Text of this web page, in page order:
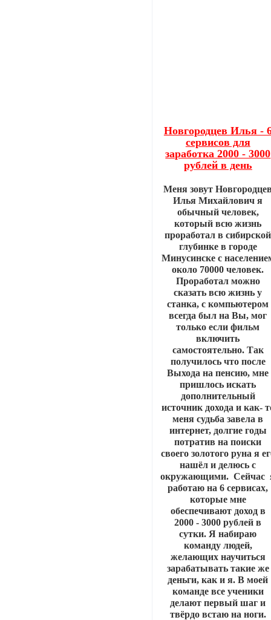
Новгородцев Илья -
сервисов для
заработка 2000 - 3000
рублей в день
Меня зовут
Илья Михайлович я
обычный человек,
который всю жизнь
проработал в сибирской
глубинке в городе
Минусинске с
около 70000 человек.
Проработал можно
сказать всю жизнь у
станка, с компьютером
всегда был на Вы, мог
только если фильм
включить
самостоятельно. Так
получилось что после
Выхода на пенсию, мне
пришлось искать
дополнительный
источник дохода и как-
меня судьба завела в
интернет, долгие годы
потратив на поиски
своего золотого руна я
нашёл и делюсь с
окружающими. Сейчас
работаю на 6 сервисах,
которые мне
обеспечивают доход в
2000 - 3000 рублей в
сутки. Я набираю
команду людей,
желающих научиться
зарабатывать такие же
деньги, как и я. В моей
команде все ученики
делают первый шаг и
твёрдо встаю на ноги.